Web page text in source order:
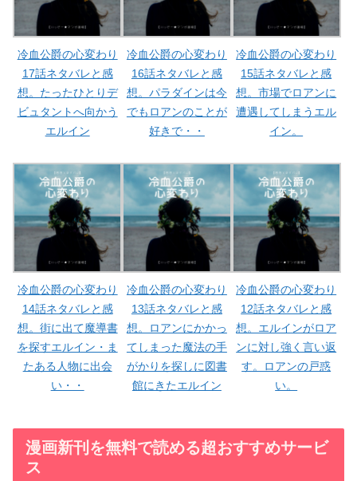
冷血公爵の心変わり
17話ネタバレと感
想。たったひとりデ
ビュタントへ向かう
エルイン
冷血公爵の心変わり
16話ネタバレと感
想。パラダインは今
でもロアンのことが
好きで・・
冷血公爵の心変わり
15話ネタバレと感
想。市場でロアンに
遭遇してしまうエル
イン。
冷血公爵の心変わり
14話ネタバレと感
想。街に出て魔導書
を探すエルイン・ま
たある人物に出会
い・・
冷血公爵の心変わり
13話ネタバレと感
想。ロアンにかかっ
てしまった魔法の手
がかりを探しに図書
館にきたエルイン
冷血公爵の心変わり
12話ネタバレと感
想。エルインがロア
ンに対し強く言い返
す。ロアンの戸惑
い。
漫画新刊を無料で読める超おすすめサービ
ス